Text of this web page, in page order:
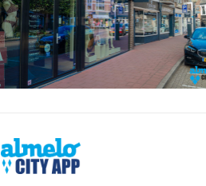
Almelo
City
App